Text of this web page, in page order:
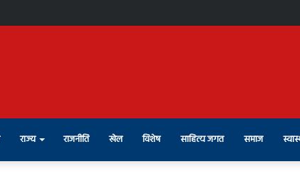
राज्य राजनीति खेल विशेष साहित्य जगत समाज